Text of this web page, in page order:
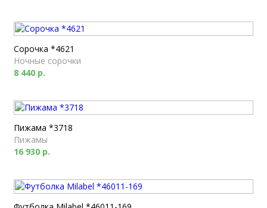
Сорочка *4621
Ночные сорочки
8 440 р.
Пижама *3718
Пижамы
16 930 р.